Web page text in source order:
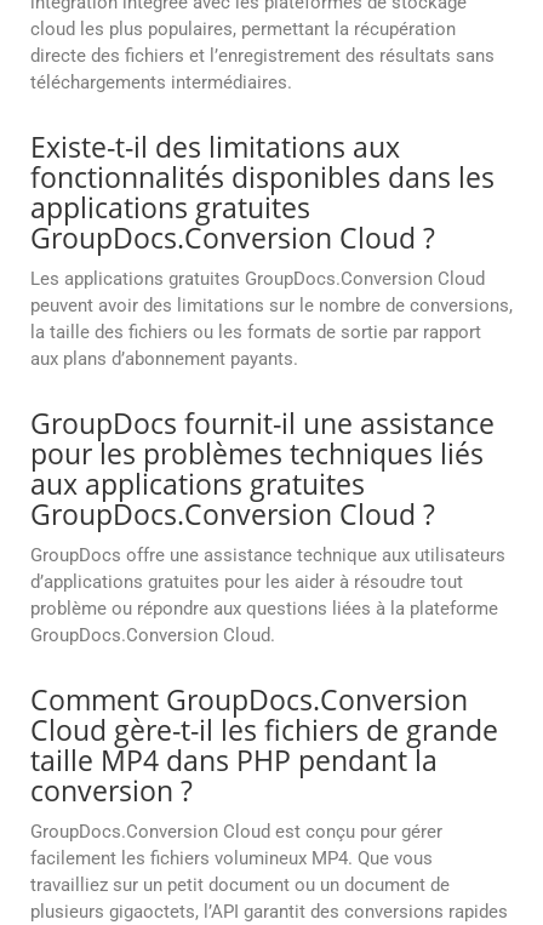
cloud les plus populaires, permettant la récupération
directe des fichiers et l’enregistrement des résultats sans
téléchargements intermédiaires.
Existe-t-il des limitations aux
fonctionnalités disponibles dans les
applications gratuites
GroupDocs.Conversion Cloud ?
Les applications gratuites GroupDocs.Conversion Cloud
peuvent avoir des limitations sur le nombre de conversions,
la taille des fichiers ou les formats de sortie par rapport
aux plans d’abonnement payants.
GroupDocs fournit-il une assistance
pour les problèmes techniques liés
aux applications gratuites
GroupDocs.Conversion Cloud ?
GroupDocs offre une assistance technique aux utilisateurs
d’applications gratuites pour les aider à résoudre tout
problème ou répondre aux questions liées à la plateforme
GroupDocs.Conversion Cloud.
Comment GroupDocs.Conversion
Cloud gère-t-il les fichiers de grande
taille MP4 dans PHP pendant la
conversion ?
GroupDocs.Conversion Cloud est conçu pour gérer
facilement les fichiers volumineux MP4. Que vous
travailliez sur un petit document ou un document de
plusieurs gigaoctets, l’API garantit des conversions rapides